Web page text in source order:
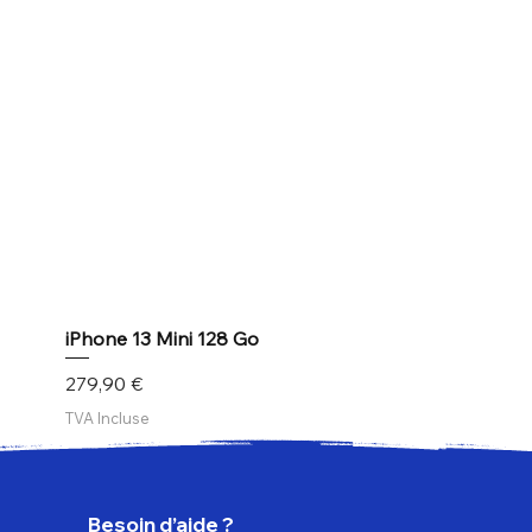
iPhone 13 Mini 128 Go
Prix
279,90 €
TVA Incluse
Besoin d’aide ?